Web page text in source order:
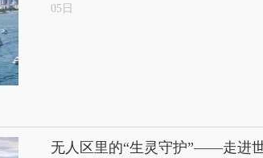
05日
无人区里的“生灵守护”——走进